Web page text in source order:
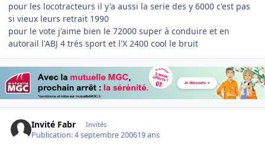
pour les locotracteurs il y'a aussi la serie des y 6000 c'est pas
si vieux leurs retrait 1990
pour le vote j'aime bien le 72000 super à conduire et en
autorail l'ABJ 4 trés sport et l'X 2400 cool le bruit
Invité Fabr Invités
Publication:4 septembre 200619 ans